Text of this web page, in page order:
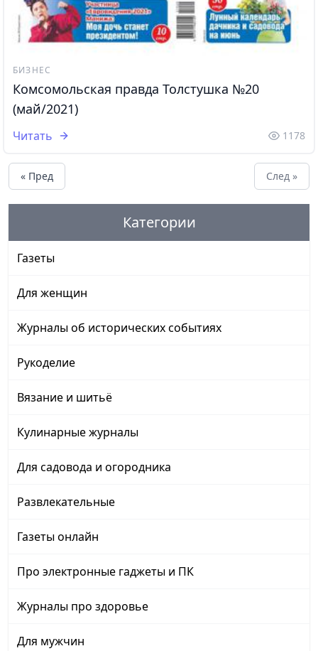
БИЗНЕС
Комсомольская правда Толстушка №20
(май/2021)
Читать 1178
« Пред След »
Категории
Газеты
Для женщин
Журналы об исторических событиях
Рукоделие
Вязание и шитьё
Кулинарные журналы
Для садовода и огородника
Развлекательные
Газеты онлайн
Про электронные гаджеты и ПК
Журналы про здоровье
Для мужчин